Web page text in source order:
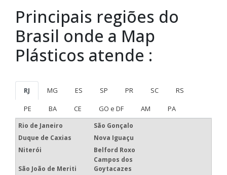
Principais regiões do
Brasil onde a Map
Plásticos atende :
RJ MG ES SP PR SC
RS
PE
BA CE GO e DF AM PA
Rio de Janeiro
São Gonçalo
Duque de Caxias
Nova Iguaçu
Niterói
Belford Roxo
São João de Meriti
Campos dos
Goytacazes